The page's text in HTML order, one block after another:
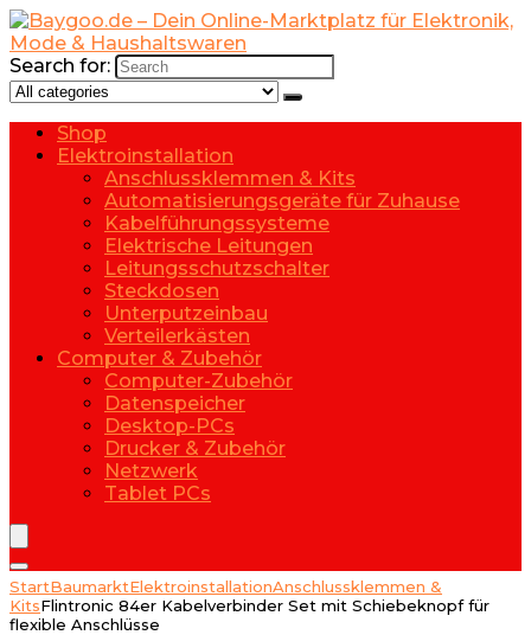
Search for:
Shop
Elektroinstallation
Anschlussklemmen & Kits
Automatisierungsgeräte für Zuhause
Kabelführungssysteme
Elektrische Leitungen
Leitungsschutzschalter
Steckdosen
Unterputzeinbau
Verteilerkästen
Computer & Zubehör
Computer-Zubehör
Datenspeicher
Desktop-PCs
Drucker & Zubehör
Netzwerk
Tablet PCs
StartBaumarktElektroinstallationAnschlussklemmen &
KitsFlintronic 84er Kabelverbinder Set mit Schiebeknopf für
flexible Anschlüsse